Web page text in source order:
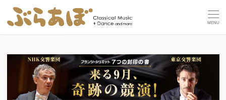
MENU